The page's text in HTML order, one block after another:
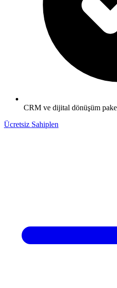
CRM ve dijital dönüşüm
Ücretsiz Sahiplen